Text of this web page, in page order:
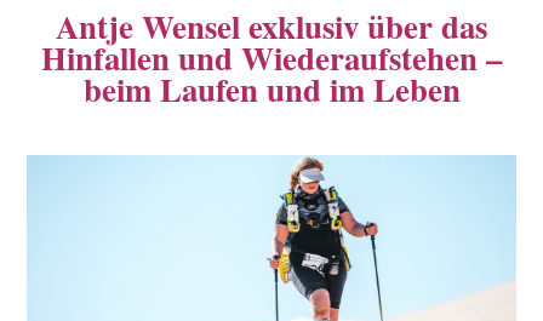
Antje Wensel exklusiv über das
Hinfallen und Wiederaufstehen –
beim Laufen und im Leben